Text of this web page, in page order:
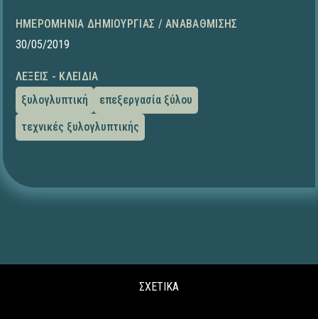
ΗΜΕΡΟΜΗΝΊΑ ΔΗΜΙΟΥΡΓΊΑΣ / ΑΝΑΒΆΘΜΙΣΗΣ
30/05/2019
ΛΈΞΕΙΣ - ΚΛΕΙΔΙΆ
ξυλογλυπτική
επεξεργασία ξύλου
τεχνικές ξυλογλυπτικής
ΣΧΕΤΙΚΑ